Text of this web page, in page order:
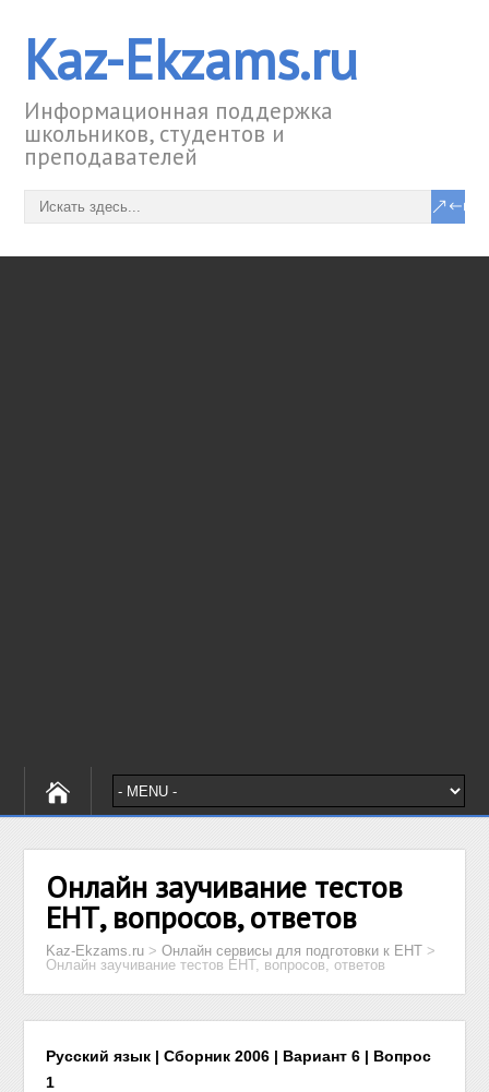
Kaz-Ekzams.ru
Информационная поддержка
школьников, студентов и
преподавателей
Онлайн заучивание тестов
ЕНТ, вопросов, ответов
Kaz-Ekzams.ru >Онлайн сервисы для подготовки к ЕНТ >
Онлайн заучивание тестов ЕНТ, вопросов, ответов
Русский язык | Сборник 2006 | Вариант 6 | Вопрос
1